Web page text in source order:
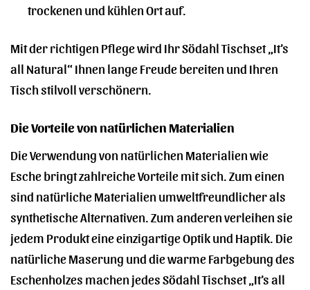
trockenen und kühlen Ort auf.
Mit der richtigen Pflege wird Ihr Södahl Tischset „It’s
all Natural“ Ihnen lange Freude bereiten und Ihren
Tisch stilvoll verschönern.
Die Vorteile von natürlichen Materialien
Die Verwendung von natürlichen Materialien wie
Esche bringt zahlreiche Vorteile mit sich. Zum einen
sind natürliche Materialien umweltfreundlicher als
synthetische Alternativen. Zum anderen verleihen sie
jedem Produkt eine einzigartige Optik und Haptik. Die
natürliche Maserung und die warme Farbgebung des
Eschenholzes machen jedes Södahl Tischset „It’s all